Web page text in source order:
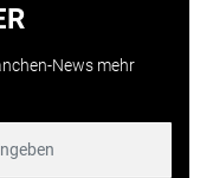
News mehr